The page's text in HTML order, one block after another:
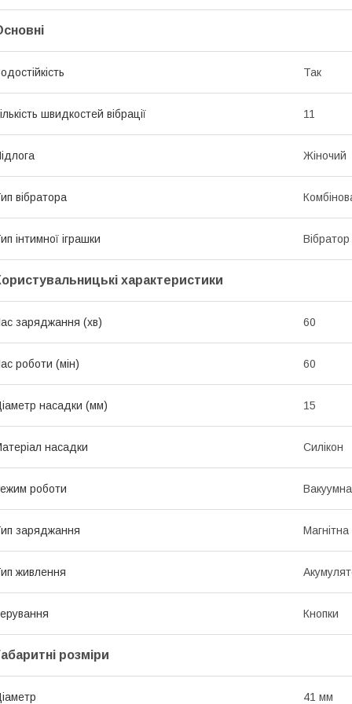
Так
швидкостей вібрації 11
Жіночий
вібратора
інтимної іграшки Вібратор
характеристики
заряджання (хв) 60
роботи (мін) 60
насадки (мм) 15
насадки Силікон
роботи
заряджання Магнітна
живлення
Кнопки
розміри
41 мм